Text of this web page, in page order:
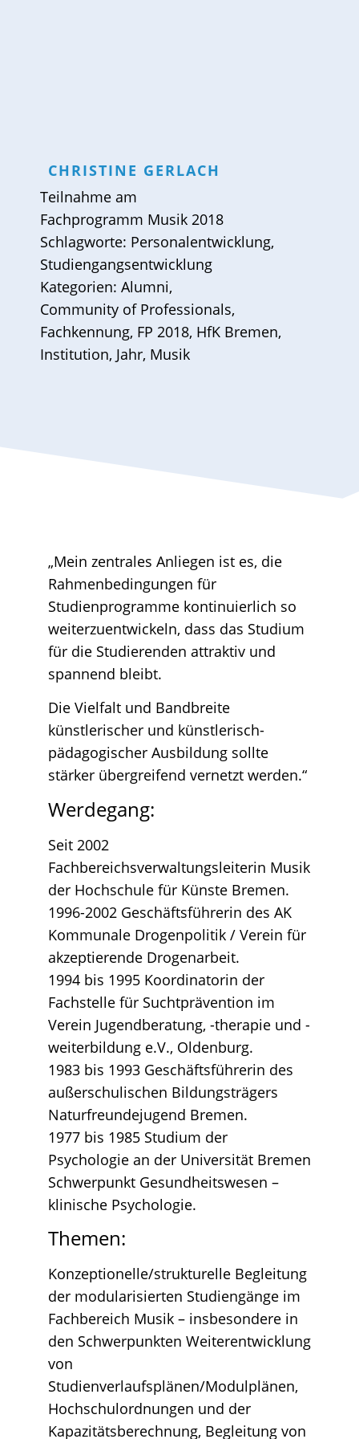
CHRISTINE GERLACH
Teilnahme am
Fachprogramm Musik 2018
Schlagworte: Personalentwicklung,
Studiengangsentwicklung
Kategorien: Alumni,
Community of Professionals,
Fachkennung, FP 2018, HfK Bremen,
Institution, Jahr, Musik
„Mein zentrales Anliegen ist es, die
Rahmenbedingungen für
Studienprogramme kontinuierlich so
weiterzuentwickeln, dass das Studium
für die Studierenden attraktiv und
spannend bleibt.
Die Vielfalt und Bandbreite
künstlerischer und künstlerisch-
pädagogischer Ausbildung sollte
stärker übergreifend vernetzt werden.“
Werdegang:
Seit 2002
Fachbereichsverwaltungsleiterin Musik
der Hochschule für Künste Bremen.
1996-2002 Geschäftsführerin des AK
Kommunale Drogenpolitik / Verein für
akzeptierende Drogenarbeit.
1994 bis 1995 Koordinatorin der
Fachstelle für Suchtprävention im
Verein Jugendberatung, -therapie und -
weiterbildung e.V., Oldenburg.
1983 bis 1993 Geschäftsführerin des
außerschulischen Bildungsträgers
Naturfreundejugend Bremen.
1977 bis 1985 Studium der
Psychologie an der Universität Bremen
Schwerpunkt Gesundheitswesen –
klinische Psychologie.
Themen:
Konzeptionelle/strukturelle Begleitung
der modularisierten Studiengänge im
Fachbereich Musik – insbesondere in
den Schwerpunkten Weiterentwicklung
von
Studienverlaufsplänen/Modulplänen,
Hochschulordnungen und der
Kapazitätsberechnung, Begleitung von